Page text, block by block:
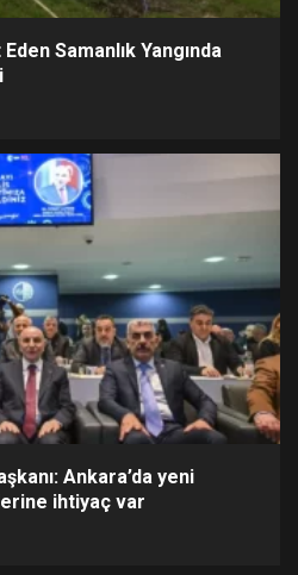
Samanlık Yangında
Ankara’da yeni
ihtiyaç var